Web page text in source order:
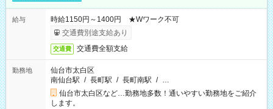
給与
時給1150円～1400円 ★Wワーク不可
交通費別途支給あり
交通費 交通費全額支給
勤務地
仙台市太白区
南仙台駅 / 長町駅 / 長町南駅 / …
仙台市太白区など…勤務地多数！通いやすい勤務地をご紹介
します。